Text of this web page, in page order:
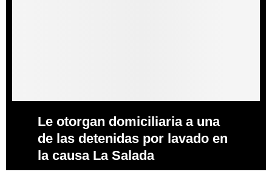
Le otorgan domiciliaria a una
de las detenidas por lavado en
la causa La Salada